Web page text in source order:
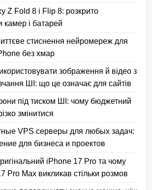
Z Fold 8 і Flip 8: розкрито
камер і батарей
стиснення нейромереж для
без хмар
зображення й відео з
ШІ: що це означає для сайтів
під тиском ШІ: чому бюджетний
змінитися
VPS серверы для любых задач:
для бизнеса и проектов
iPhone 17 Pro та чому
Pro Max викликав стільки розмов